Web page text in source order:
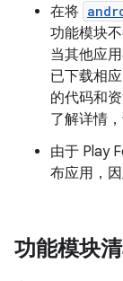
在将
功能模块
当其他应
已下载相
的代码和
了解详情
由于 Play
布应用，
功能模块